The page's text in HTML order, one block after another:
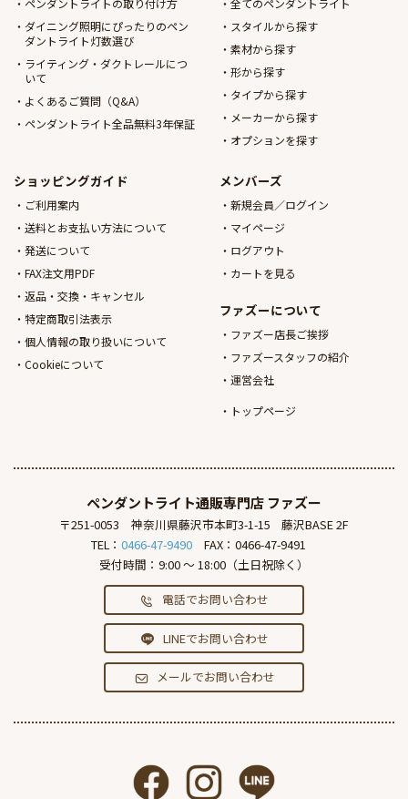
ペンダントライトの取り付け方
ダイニング照明にぴったりのペン
ダントライト灯数選び
ライティング・ダクトレールにつ
いて
よくあるご質問（Q&A）
ペンダントライト全品無料3年保証
全てのペンダントライト
スタイルから探す
素材から探す
形から探す
タイプから探す
メーカーから探す
オプションを探す
ショッピングガイド
ご利用案内
送料とお支払い方法について
発送について
FAX注文用PDF
返品・交換・キャンセル
特定商取引法表示
個人情報の取り扱いについて
Cookieについて
メンバーズ
新規会員／ログイン
マイページ
ログアウト
カートを見る
ファズーについて
ファズー店長ご挨拶
ファズースタッフの紹介
運営会社
トップページ
ペンダントライト通販専門店 ファズー
〒251-0053 神奈川県藤沢市本町3-1-15
藤沢BASE 2F
TEL： 0466-47-9490
FAX：0466-47-9491
受付時間：9:00 ～ 18:00（土日祝除く）
電話でお問い合わせ
LINEでお問い合わせ
メールでお問い合わせ